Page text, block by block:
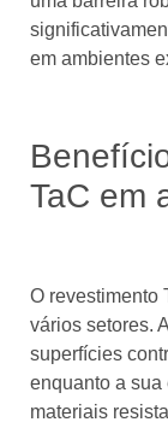
em ambientes
TaC em
O revestimento
vários setores.
superfícies
enquanto a
materiais